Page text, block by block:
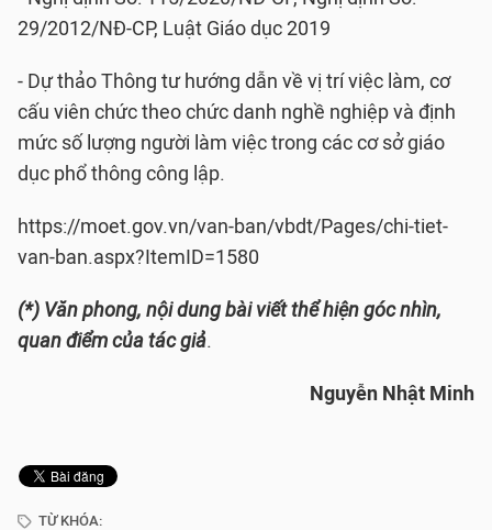
29/2012/NĐ-CP, Luật Giáo dục 2019
- Dự thảo Thông tư hướng dẫn về vị trí việc làm, cơ
cấu viên chức theo chức danh nghề nghiệp và định
mức số lượng người làm việc trong các cơ sở giáo
dục phổ thông công lập.
https://moet.gov.vn/van-ban/vbdt/Pages/chi-tiet-
van-ban.aspx?ItemID=1580
(*) Văn phong, nội dung bài viết thể hiện góc nhìn,
quan điểm của tác giả.
Nguyễn Nhật Minh
TỪ KHÓA: